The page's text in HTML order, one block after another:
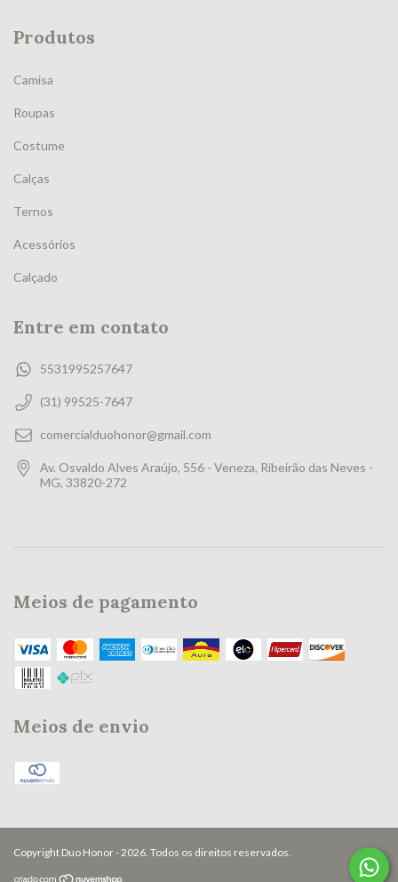
Produtos
Camisa
Roupas
Costume
Calças
Ternos
Acessórios
Calçado
Entre em contato
5531995257647
(31) 99525-7647
comercialduohonor@gmail.com
Av. Osvaldo Alves Araújo, 556 - Veneza, Ribeirão das Neves -
MG, 33820-272
Meios de pagamento
Meios de envio
Copyright Duo Honor - 2026. Todos os direitos reservados.